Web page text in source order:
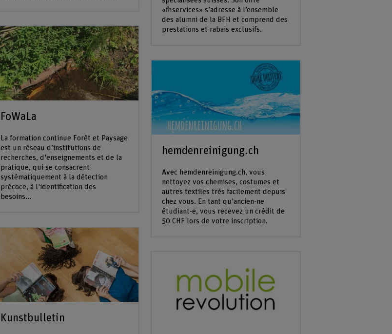
FoWaLa
La formation continue Forêt et Paysage
est un réseau d’institutions de
recherches, d'enseignements et de la
pratique, qui se consacrent
systématiquement à la détection
précoce, à l'identification des
besoins...
Kunstbulletin
«fhservices» s’adresse à l’ensemble
des alumni de la BFH et comprend des
prestations et rabais exclusifs.
hemdenreinigung.ch
Avec hemdenreinigung.ch, vous
nettoyez vos chemises, costumes et
autres textiles très facilement depuis
chez vous. En tant qu'ancien-ne
étudiant-e, vous recevez un crédit de
50 CHF lors de votre inscription.